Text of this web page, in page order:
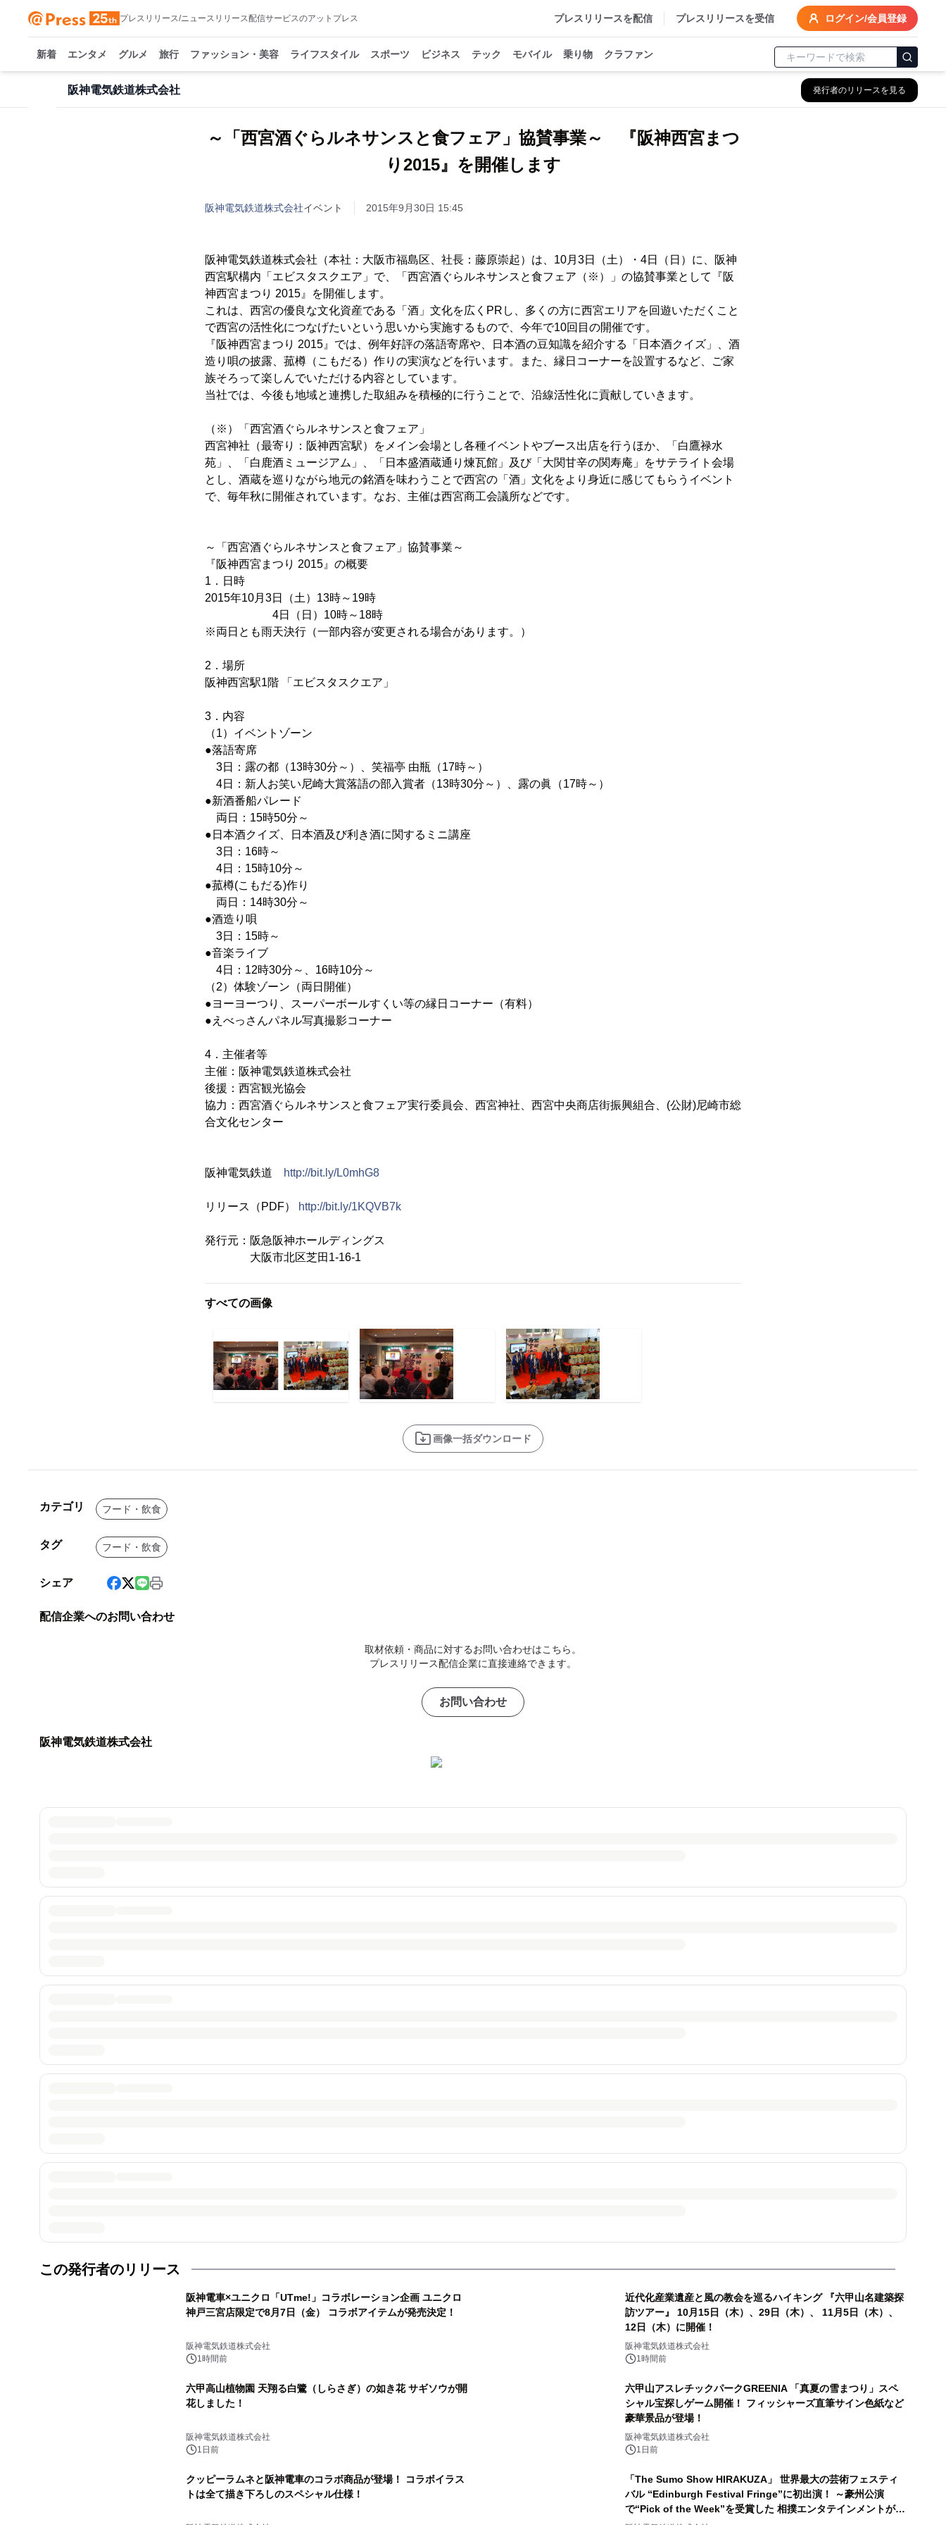
プレスリリース/ニュースリリース配信サービスのアットプレス プレスリリースを配信 プレスリリースを受信 ログイン/会員登録
新着 エンタメ グルメ 旅行 ファッション・美容 ライフスタイル スポーツ ビジネス テック モバイル 乗り物 クラファン
阪神電気鉄道株式会社 発行者のリリースを見る
～「西宮酒ぐらルネサンスと食フェア」協賛事業～ 『阪神西宮まつ
り2015』を開催します
阪神電気鉄道株式会社イベント 2015年9月30日 15:45
阪神電気鉄道株式会社（本社：大阪市福島区、社長：藤原崇起）は、10月3日（土）・4日（日）に、阪神
西宮駅構内「エビスタスクエア」で、「西宮酒ぐらルネサンスと食フェア（※）」の協賛事業として『阪
神西宮まつり 2015』を開催します。
これは、西宮の優良な文化資産である「酒」文化を広くPRし、多くの方に西宮エリアを回遊いただくこと
で西宮の活性化につなげたいという思いから実施するもので、今年で10回目の開催です。
『阪神西宮まつり 2015』では、例年好評の落語寄席や、日本酒の豆知識を紹介する「日本酒クイズ」、酒
造り唄の披露、菰樽（こもだる）作りの実演などを行います。また、縁日コーナーを設置するなど、ご家
族そろって楽しんでいただける内容としています。
当社では、今後も地域と連携した取組みを積極的に行うことで、沿線活性化に貢献していきます。
（※）「西宮酒ぐらルネサンスと食フェア」
西宮神社（最寄り：阪神西宮駅）をメイン会場とし各種イベントやブース出店を行うほか、「白鷹禄水
苑」、「白鹿酒ミュージアム」、「日本盛酒蔵通り煉瓦館」及び「大関甘辛の関寿庵」をサテライト会場
とし、酒蔵を巡りながら地元の銘酒を味わうことで西宮の「酒」文化をより身近に感じてもらうイベント
で、毎年秋に開催されています。なお、主催は西宮商工会議所などです。
～「西宮酒ぐらルネサンスと食フェア」協賛事業～
『阪神西宮まつり 2015』の概要
1．日時
2015年10月3日（土）13時～19時
4日（日）10時～18時
※両日とも雨天決行（一部内容が変更される場合があります。）
2．場所
阪神西宮駅1階 「エビスタスクエア」
3．内容
（1）イベントゾーン
●落語寄席
3日：露の都（13時30分～）、笑福亭 由瓶（17時～）
4日：新人お笑い尼崎大賞落語の部入賞者（13時30分～）、露の眞（17時～）
●新酒番船パレード
両日：15時50分～
●日本酒クイズ、日本酒及び利き酒に関するミニ講座
3日：16時～
4日：15時10分～
●菰樽(こもだる)作り
両日：14時30分～
●酒造り唄
3日：15時～
●音楽ライブ
4日：12時30分～、16時10分～
（2）体験ゾーン（両日開催）
●ヨーヨーつり、スーパーボールすくい等の縁日コーナー（有料）
●えべっさんパネル写真撮影コーナー
4．主催者等
主催：阪神電気鉄道株式会社
後援：西宮観光協会
協力：西宮酒ぐらルネサンスと食フェア実行委員会、西宮神社、西宮中央商店街振興組合、(公財)尼崎市総
合文化センター
阪神電気鉄道 http://bit.ly/L0mhG8
リリース（PDF） http://bit.ly/1KQVB7k
発行元：阪急阪神ホールディングス
大阪市北区芝田1-16-1
すべての画像
画像一括ダウンロード
カテゴリ フード・飲食
タグ フード・飲食
シェア
配信企業へのお問い合わせ
取材依頼・商品に対するお問い合わせはこちら。
プレスリリース配信企業に直接連絡できます。
お問い合わせ
阪神電気鉄道株式会社
この発行者のリリース
阪神電車×ユニクロ「UTme!」コラボレーション企画 ユニクロ
神戸三宮店限定で8月7日（金） コラボアイテムが発売決定！
阪神電気鉄道株式会社
1時間前
近代化産業遺産と風の教会を巡るハイキング 『六甲山名建築探
訪ツアー』 10月15日（木）、29日（木）、 11月5日（木）、
12日（木）に開催！
阪神電気鉄道株式会社
1時間前
六甲高山植物園 天翔る白鷺（しらさぎ）の如き花 サギソウが開
花しました！
阪神電気鉄道株式会社
1日前
六甲山アスレチックパークGREENIA 「真夏の雪まつり」スペ
シャル宝探しゲーム開催！ フィッシャーズ直筆サイン色紙など
豪華景品が登場！
阪神電気鉄道株式会社
1日前
クッピーラムネと阪神電車のコラボ商品が登場！ コラボイラス
トは全て描き下ろしのスペシャル仕様！
「The Sumo Show HIRAKUZA」 世界最大の芸術フェスティ
バル “Edinburgh Festival Fringe”に初出演！ ～豪州公演
で“Pick of the Week”を受賞した 相撲エンタテインメントが欧